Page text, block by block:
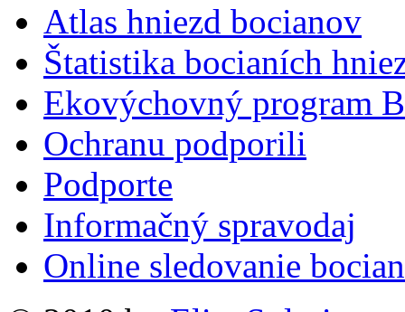
Atlas hniezd bocianov
Štatistika bocianích
Ekovýchovný program
Ochranu podporili
Podporte
Informačný spravodaj
Online sledovanie